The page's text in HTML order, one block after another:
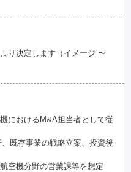
り決定します（イメージ 〜
におけるM&A担当者として従
既存事業の戦略立案、投資後
空機分野の営業課等を想定